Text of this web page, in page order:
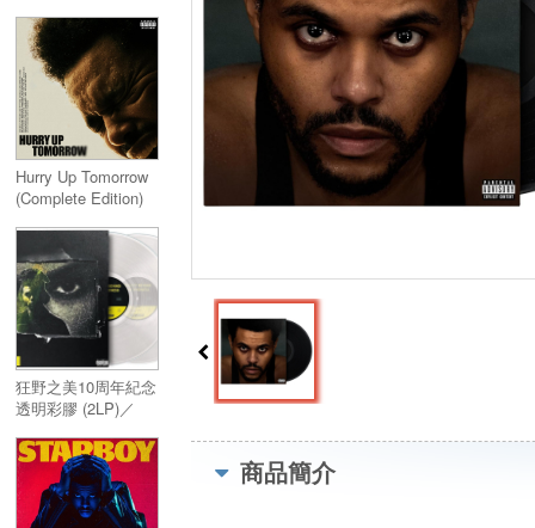
Hurry Up Tomorrow
(Complete Edition)
狂野之美10周年紀念
透明彩膠 (2LP)／
Madness 10th
Anniverary
(Translucent Vinyl)
2LP
商品簡介